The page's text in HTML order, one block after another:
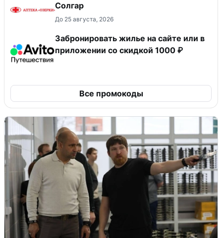
Солгар
До 25 августа, 2026
Забронировать жилье на сайте или в
приложении со скидкой 1000 ₽
Все промокоды